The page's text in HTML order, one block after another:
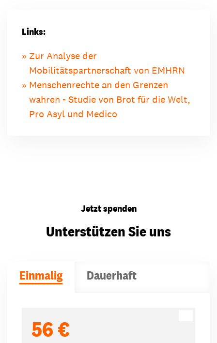
Links:
Zur Analyse der
Mobilitätspartnerschaft von EMHRN
Menschenrechte an den Grenzen
wahren - Studie von Brot für die Welt,
Pro Asyl und Medico
Jetzt spenden
Unterstützen Sie uns
Einmalig Dauerhaft
56 €